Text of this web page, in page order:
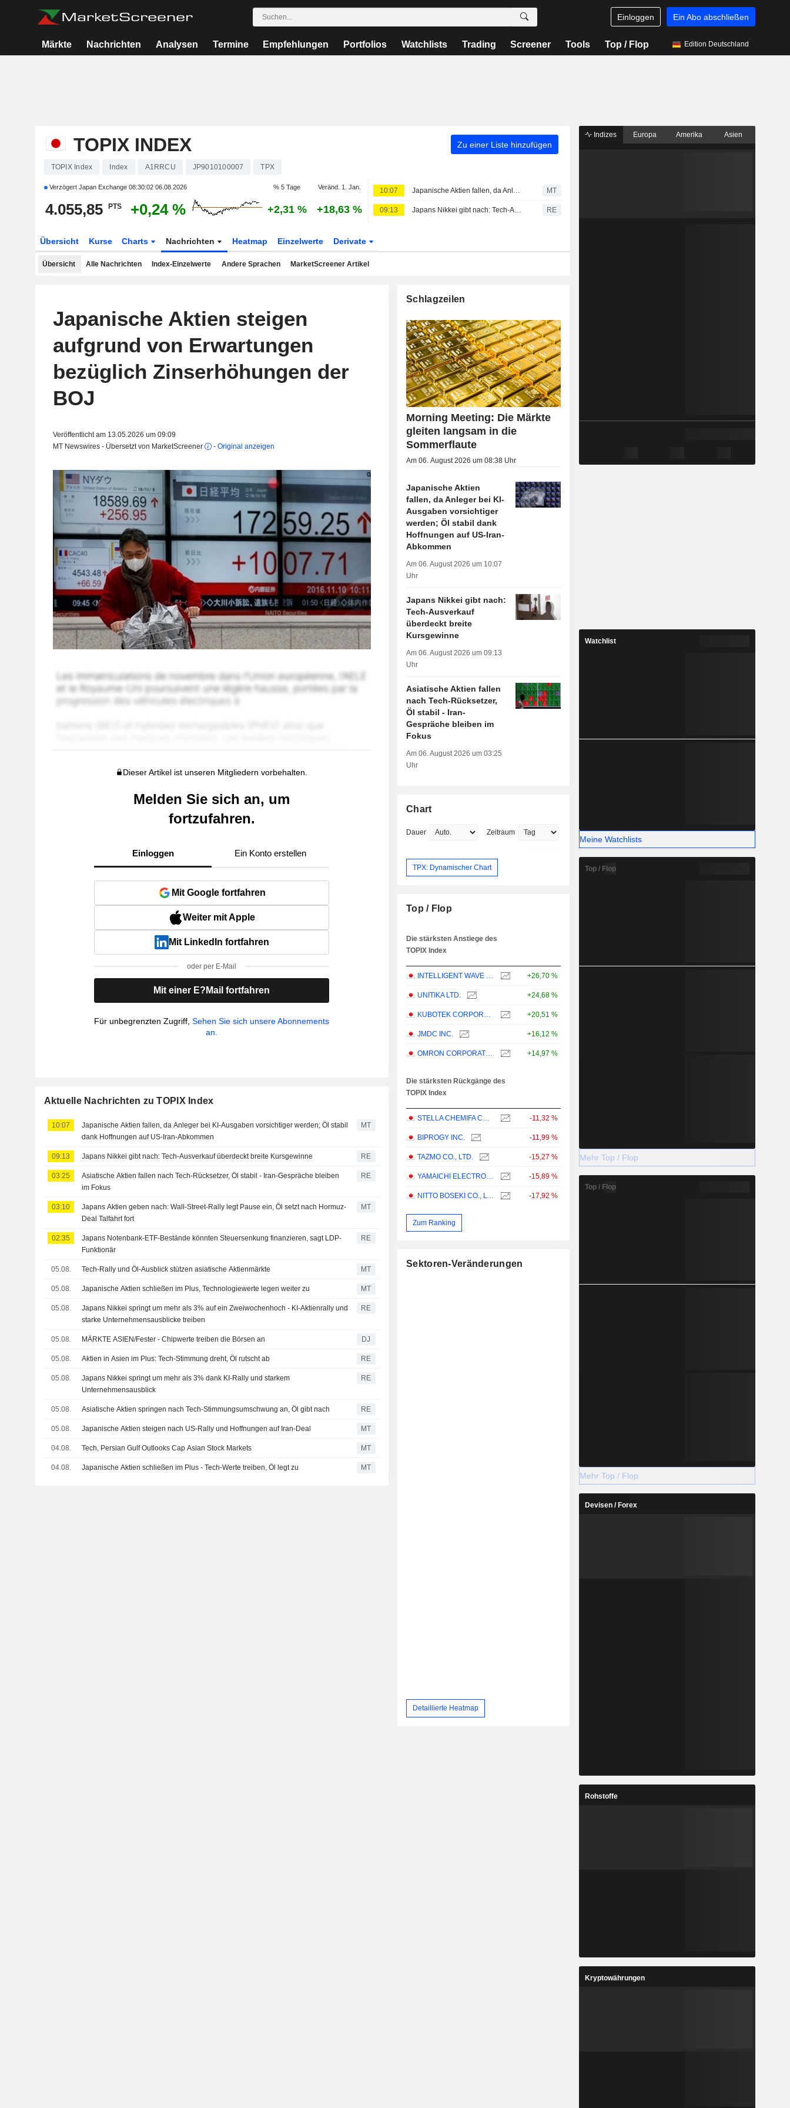
Einloggen Ein Abo abschließen
Märkte Nachrichten Analysen Termine Empfehlungen Portfolios Watchlists Trading Screener Tools Top / Flop Edition Deutschland
TOPIX INDEX Zu einer Liste hinzufügen
TOPIX Index Index A1RRCU JP9010100007 TPX
Verzögert Japan Exchange 08:30:02 06.08.2026 % 5 Tage Veränd. 1. Jan.
4.055,85 PTS +0,24 % +2,31 % +18,63 %
10:07 Japanische Aktien fallen, da Anleger bei KI-Ausgaben vorsichtiger werden; Öl stabil dank Hoffnungen auf US-Iran-Abkommen MT
09:13 Japans Nikkei gibt nach: Tech-Ausverkauf überdeckt breite Kursgewinne RE
Übersicht Kurse Charts Nachrichten Heatmap Einzelwerte Derivate
Übersicht Alle Nachrichten Index-Einzelwerte Andere Sprachen MarketScreener Artikel
Japanische Aktien steigen
aufgrund von Erwartungen
bezüglich Zinserhöhungen der
BOJ
Veröffentlicht am 13.05.2026 um 09:09
MT Newswires - Übersetzt von MarketScreener
- Original anzeigen
Dieser Artikel ist unseren Mitgliedern vorbehalten.
Melden Sie sich an, um
fortzufahren.
Einloggen Ein Konto erstellen
Mit Google fortfahren
Weiter mit Apple
Mit LinkedIn fortfahren
oder per E-Mail
Mit einer E?Mail fortfahren
Für unbegrenzten Zugriff,Sehen Sie sich unsere Abonnements
an.
Aktuelle Nachrichten zu TOPIX Index
10:07
Japanische Aktien fallen, da Anleger bei KI-Ausgaben vorsichtiger werden; Öl stabil
dank Hoffnungen auf US-Iran-Abkommen
MT
09:13 Japans Nikkei gibt nach: Tech-Ausverkauf überdeckt breite Kursgewinne RE
03:25
Asiatische Aktien fallen nach Tech-Rücksetzer, Öl stabil - Iran-Gespräche bleiben
im Fokus
RE
03:10
Japans Aktien geben nach: Wall-Street-Rally legt Pause ein, Öl setzt nach Hormuz-
Deal Talfahrt fort
MT
02:35
Japans Notenbank-ETF-Bestände könnten Steuersenkung finanzieren, sagt LDP-
Funktionär
RE
05.08. Tech-Rally und Öl-Ausblick stützen asiatische Aktienmärkte MT
05.08. Japanische Aktien schließen im Plus, Technologiewerte legen weiter zu MT
05.08.
Japans Nikkei springt um mehr als 3% auf ein Zweiwochenhoch - KI-Aktienrally und
starke Unternehmensausblicke treiben
RE
05.08. MÄRKTE ASIEN/Fester - Chipwerte treiben die Börsen an DJ
05.08. Aktien in Asien im Plus: Tech-Stimmung dreht, Öl rutscht ab RE
05.08.
Japans Nikkei springt um mehr als 3% dank KI-Rally und starkem
Unternehmensausblick
RE
05.08. Asiatische Aktien springen nach Tech-Stimmungsumschwung an, Öl gibt nach RE
05.08. Japanische Aktien steigen nach US-Rally und Hoffnungen auf Iran-Deal MT
04.08. Tech, Persian Gulf Outlooks Cap Asian Stock Markets MT
04.08. Japanische Aktien schließen im Plus - Tech-Werte treiben, Öl legt zu MT
Schlagzeilen
Morning Meeting: Die Märkte
gleiten langsam in die
Sommerflaute
Am 06. August 2026 um 08:38 Uhr
Japanische Aktien
fallen, da Anleger bei KI-
Ausgaben vorsichtiger
werden; Öl stabil dank
Hoffnungen auf US-Iran-
Abkommen
Am 06. August 2026 um 10:07
Uhr
Japans Nikkei gibt nach:
Tech-Ausverkauf
überdeckt breite
Kursgewinne
Am 06. August 2026 um 09:13
Uhr
Asiatische Aktien fallen
nach Tech-Rücksetzer,
Öl stabil - Iran-
Gespräche bleiben im
Fokus
Am 06. August 2026 um 03:25
Uhr
Chart
Dauer Zeitraum
TPX: Dynamischer Chart
Top / Flop
Die stärksten Anstiege des
TOPIX Index
INTELLIGENT WAVE INC. +26,70 %
UNITIKA LTD. +24,68 %
KUBOTEK CORPORATION +20,51 %
JMDC INC. +16,12 %
OMRON CORPORATION +14,97 %
Die stärksten Rückgänge des
TOPIX Index
STELLA CHEMIFA CORPORATION -11,32 %
BIPROGY INC. -11,99 %
TAZMO CO., LTD. -15,27 %
YAMAICHI ELECTRONICS CO.,LTD. -15,89 %
NITTO BOSEKI CO., LTD. -17,92 %
Zum Ranking
Sektoren-Veränderungen
Detaillierte Heatmap
Indizes Europa Amerika Asien
Watchlist
Meine Watchlists
Top / Flop
Mehr Top / Flop
Top / Flop
Mehr Top / Flop
Devisen / Forex
Rohstoffe
Kryptowährungen